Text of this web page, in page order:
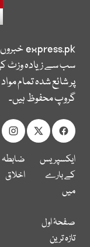
express.pk
سب سے زیادہ وزٹ
پر شائع شدہ تمام
گروپ محفوظ ہیں۔
ایکسپریس
کے بارے
میں
ضابطہ
اخلاق
صفحۂ اول
تازہ ترین